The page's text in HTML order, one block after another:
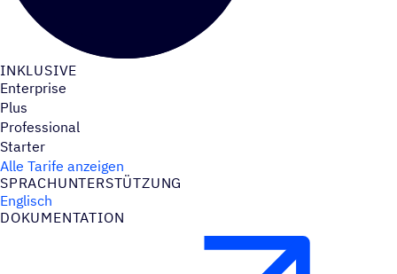
INKLU­SIVE
Enterprise
Plus
Professional
Starter
Alle Tarife anzeigen
SPRACH­UN­TER­STÜT­ZUNG
Englisch
DOKU­MEN­TA­TION